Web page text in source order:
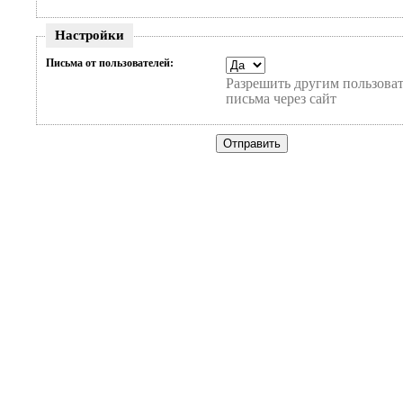
Настройки
Письма от пользователей:
Разрешить другим
письма через сайт